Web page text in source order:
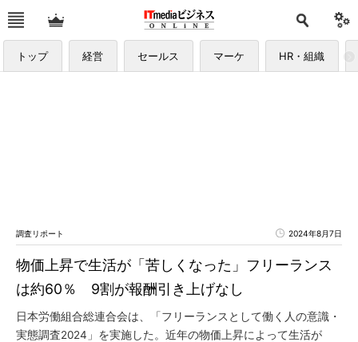
トップ 経営 セールス マーケ HR・組織
調査リポート 2024年8月7日
物価上昇で生活が「苦しくなった」フリーランス
は約60％ 9割が報酬引き上げなし
日本労働組合総連合会は、「フリーランスとして働く人の意識・
実態調査2024」を実施した。近年の物価上昇によって生活が